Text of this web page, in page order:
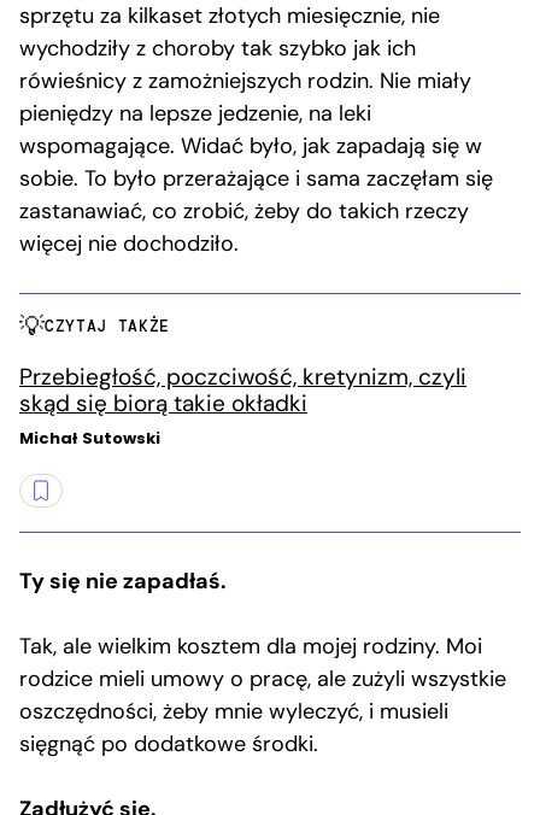
sprzętu za kilkaset złotych miesięcznie, nie
wychodziły z choroby tak szybko jak ich
rówieśnicy z zamożniejszych rodzin. Nie miały
pieniędzy na lepsze jedzenie, na leki
wspomagające. Widać było, jak zapadają się w
sobie. To było przerażające i sama zaczęłam się
zastanawiać, co zrobić, żeby do takich rzeczy
więcej nie dochodziło.
CZYTAJ TAKŻE
Przebiegłość, poczciwość, kretynizm, czyli
skąd się biorą takie okładki
Michał Sutowski
Ty się nie zapadłaś.
Tak, ale wielkim kosztem dla mojej rodziny. Moi
rodzice mieli umowy o pracę, ale zużyli wszystkie
oszczędności, żeby mnie wyleczyć, i musieli
sięgnąć po dodatkowe środki.